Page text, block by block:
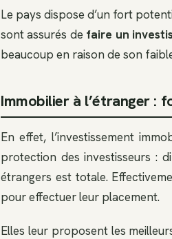
Le pays dispose d’un fort
sont assurés de faire un
beaucoup en raison de son
Immobilier à l’étranger :
En effet, l’investissement
protection des investisseurs :
étrangers est totale.
pour effectuer leur placement.
Elles leur proposent les